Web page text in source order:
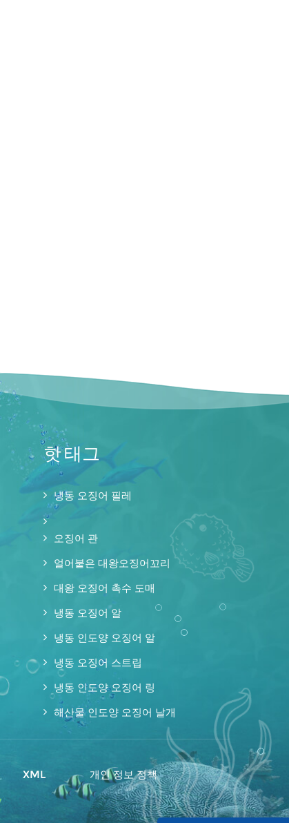
핫 태그
냉동 오징어 필레
오징어 관
얼어붙은 대왕오징어꼬리
대왕 오징어 촉수 도매
냉동 오징어 알
냉동 인도양 오징어 알
냉동 오징어 스트립
냉동 인도양 오징어 링
해산물 인도양 오징어 날개
XML 개인 정보 정책